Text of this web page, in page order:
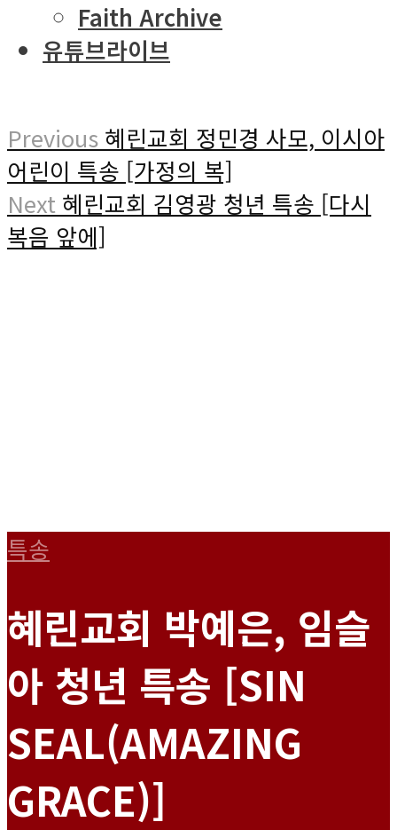
Faith Archive
유튜브라이브
Previous 혜린교회 정민경 사모, 이시아
어린이 특송 [가정의 복]
Next 혜린교회 김영광 청년 특송 [다시
복음 앞에]
특송
혜린교회 박예은, 임슬
아 청년 특송 [SIN
SEAL(AMAZING
GRACE)]